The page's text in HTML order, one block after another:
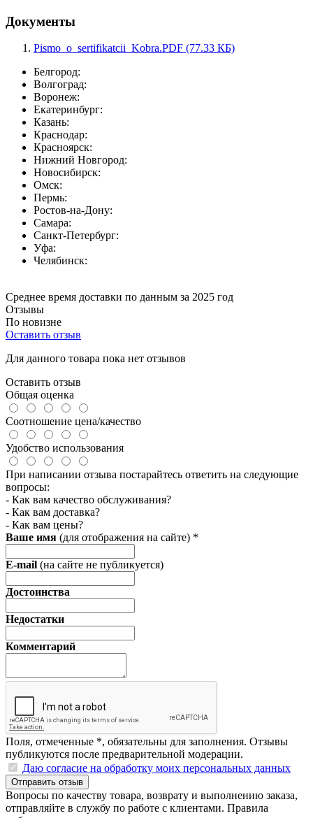
Документы
Pismo_o_sertifikatcii_Kobra.PDF (77.33 КБ)
Белгород:
Волгоград:
Воронеж:
Екатеринбург:
Казань:
Краснодар:
Красноярск:
Нижний Новгород:
Новосибирск:
Омск:
Пермь:
Ростов-на-Дону:
Самара:
Санкт-Петербург:
Уфа:
Челябинск:
Среднее время доставки по данным за 2025 год
Отзывы
По новизне
Оставить отзыв
Для данного товара пока нет отзывов
Оставить отзыв
Общая оценка
Соотношение цена/качество
Удобство использования
При написании отзыва постарайтесь ответить на следующие
вопросы:
- Как вам качество обслуживания?
- Как вам доставка?
- Как вам цены?
Ваше имя (для отображения на сайте) *
E-mail (на сайте не публикуется)
Достоинства
Недостатки
Комментарий
Поля, отмеченные *, обязательны для заполнения. Отзывы
публикуются после предварительной модерации.
Даю согласие на обработку моих персональных данных
Отправить отзыв
Вопросы по качеству товара, возврату и выполнению заказа,
отправляйте в службу по работе с клиентами. Правила